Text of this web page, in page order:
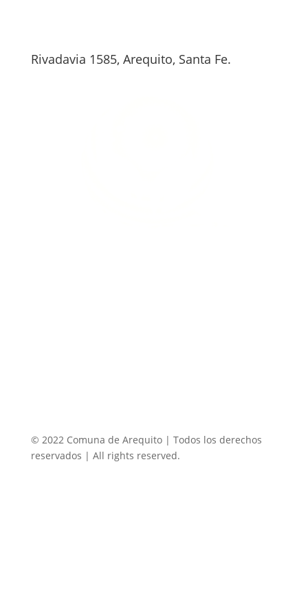
Rivadavia 1585, Arequito, Santa Fe.
© 2022 Comuna de Arequito | Todos los derechos
reservados | All rights reserved.